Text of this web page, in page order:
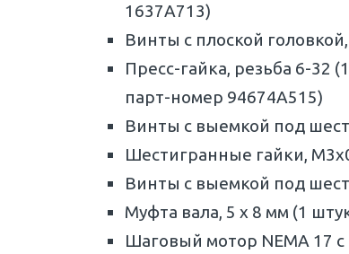
1637A713)
Винты с плоской
Пресс-гайка, резьба 6-32
парт-номер 94674A515)
Винты с выемкой под
Шестигранные гайки,
Винты с выемкой под
Муфта вала, 5 х 8 мм (1
Шаговый мотор NEMA 17